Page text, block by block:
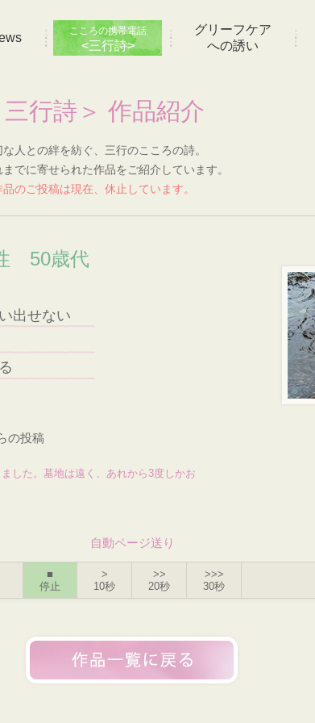
こころの携帯電話
<三行詩>
グリーフケア
への誘い
三行詩＞ 作品紹介
な人との絆を紡ぐ、三行のこころの詩。
までに寄せられた作品をご紹介しています。
品のご投稿は現在、休止しています。
50歳代
出せない
の投稿
した。墓地は遠く、あれから3度しかお
自動ページ送り
■
停止
>
10秒
>>
20秒
>>>
30秒